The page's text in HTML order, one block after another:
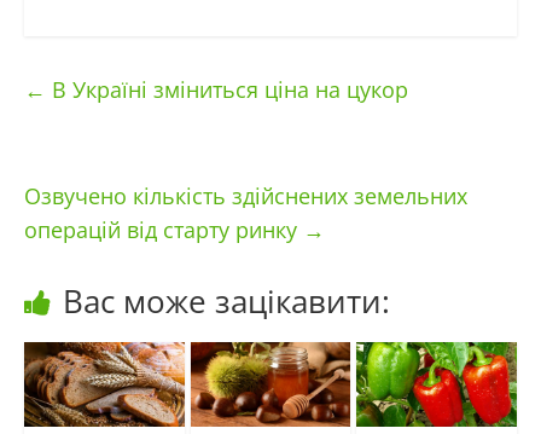
← В Україні зміниться ціна на цукор
Озвучено кількість здійснених земельних
операцій від старту ринку →
Вас може зацікавити: